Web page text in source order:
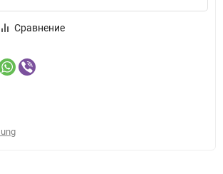
Сравнение